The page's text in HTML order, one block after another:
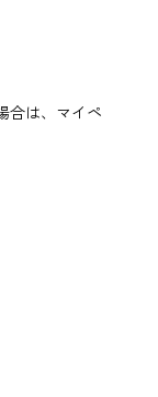
合は、マイペ